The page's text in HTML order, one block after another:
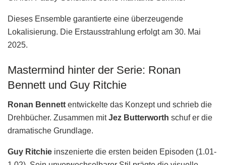
Dieses Ensemble garantierte eine überzeugende
Lokalisierung. Die Erstausstrahlung erfolgt am 30. Mai
2025.
Mastermind hinter der Serie: Ronan
Bennett und Guy Ritchie
Ronan Bennett entwickelte das Konzept und schrieb die
Drehbücher. Zusammen mitJez Butterworth schuf er die
dramatische Grundlage.
Guy Ritchie inszenierte die ersten beiden Episoden (1.01-